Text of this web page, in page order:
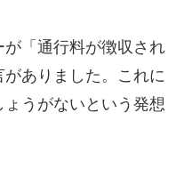
「通行料が徴収され
ありました。これに
うがないという発想